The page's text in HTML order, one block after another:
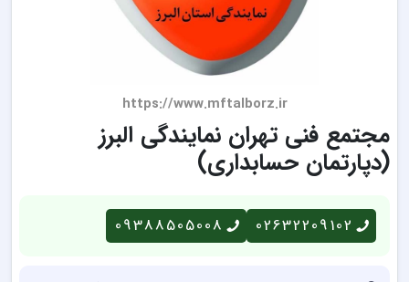
https://www.mftalborz.ir
مجتمع فنی تهران نمایندگی البرز
(دپارتمان حسابداری)
02632209102
09388505008